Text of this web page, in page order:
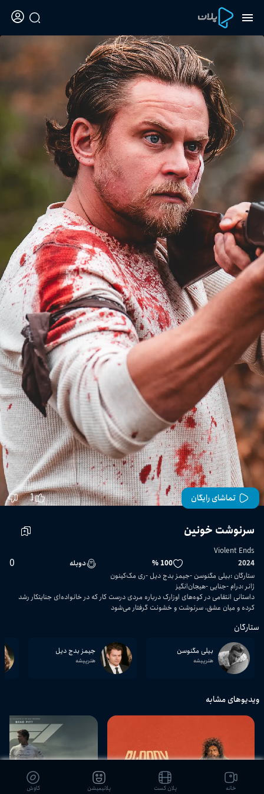
تماشای رایگان 1
سرنوشت خونین
Violent Ends
2024
100 % دوبله 0
ستارگان :بیلی مگنوسن جیمز بدج دیل ری مک‌کینون
ژانر :درام جنایی هیجان‌انگیز
داستانی انتقامی در کوه‌های اوزارک درباره مردی درست کار که در خانواده‌ای جنایتکار رشد
کرده و میان عشق، سرنوشت و خشونت گرفتار می‌شود
ستارگان
بیلی مگنوسن
هنرپیشه
جیمز بدج دیل
هنرپیشه
ویدیوهای مشابه
خانه پلان کست پلانیمیشن کاوش